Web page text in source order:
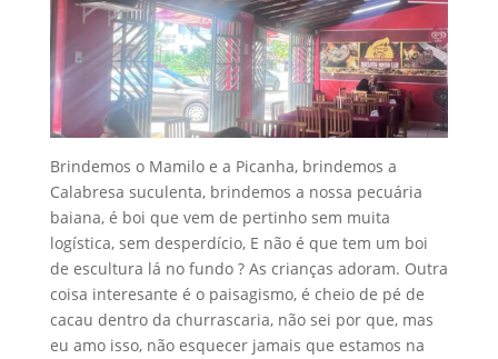
Brindemos o Mamilo e a Picanha, brindemos a
Calabresa suculenta, brindemos a nossa pecuária
baiana, é boi que vem de pertinho sem muita
logística, sem desperdício, E não é que tem um boi
de escultura lá no fundo ? As crianças adoram. Outra
coisa interesante é o paisagismo, é cheio de pé de
cacau dentro da churrascaria, não sei por que, mas
eu amo isso, não esquecer jamais que estamos na